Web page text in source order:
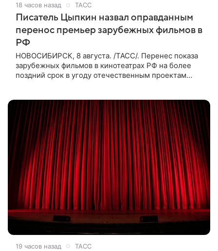
18 часов назад ТАСС
Писатель Цыпкин назвал оправданным
перенос премьер зарубежных фильмов в
РФ
НОВОСИБИРСК, 8 августа. /ТАСС/. Перенес показа
зарубежных фильмов в кинотеатрах РФ на более
поздний срок в угоду отечественным проектам
19 часов назад ТАСС